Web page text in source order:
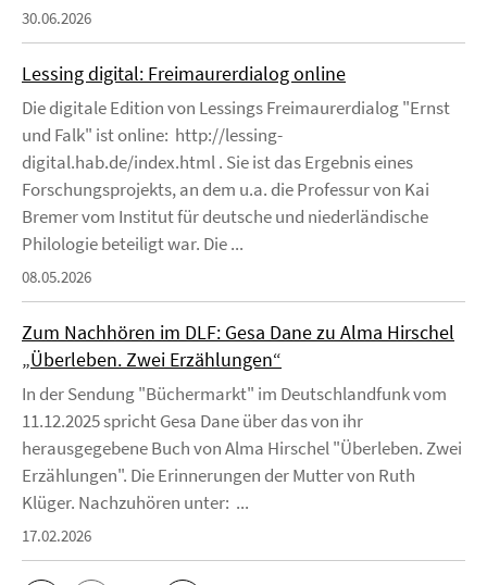
30.06.2026
Lessing digital: Freimaurerdialog online
Die digitale Edition von Lessings Freimaurerdialog "Ernst
und Falk" ist online: http://lessing-
digital.hab.de/index.html . Sie ist das Ergebnis eines
Forschungsprojekts, an dem u.a. die Professur von Kai
Bremer vom Institut für deutsche und niederländische
Philologie beteiligt war. Die ...
08.05.2026
Zum Nachhören im DLF: Gesa Dane zu Alma Hirschel
„Überleben. Zwei Erzählungen“
In der Sendung "Büchermarkt" im Deutschlandfunk vom
11.12.2025 spricht Gesa Dane über das von ihr
herausgegebene Buch von Alma Hirschel "Überleben. Zwei
Erzählungen". Die Erinnerungen der Mutter von Ruth
Klüger. Nachzuhören unter: ...
17.02.2026